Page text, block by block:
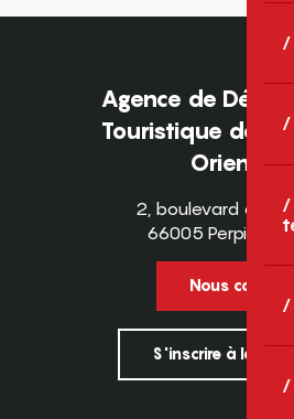
Agence de
Touristique des
2, boulevard des
66005 Perpignan
Nous contacter
S'inscrire à la